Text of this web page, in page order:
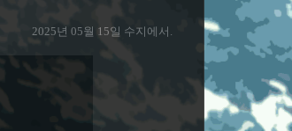
2025년 05월 15일 수지에서.